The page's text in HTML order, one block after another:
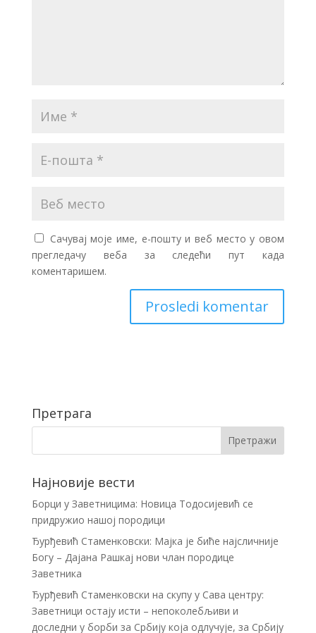
Сачувај моје име, е-пошту и веб место у овом
прегледачу веба за следећи пут када
коментаришем.
Претрага
Најновије вести
Борци у Заветницима: Новица Тодосијевић се
придружио нашој породици
Ђурђевић Стаменковски: Мајка је биће најсличније
Богу – Дајана Рашкај нови члан породице
Заветника
Ђурђевић Стаменковски на скупу у Сава центру:
Заветници остају исти – непоколебљиви и
доследни у борби за Србију која одлучује, за Србију